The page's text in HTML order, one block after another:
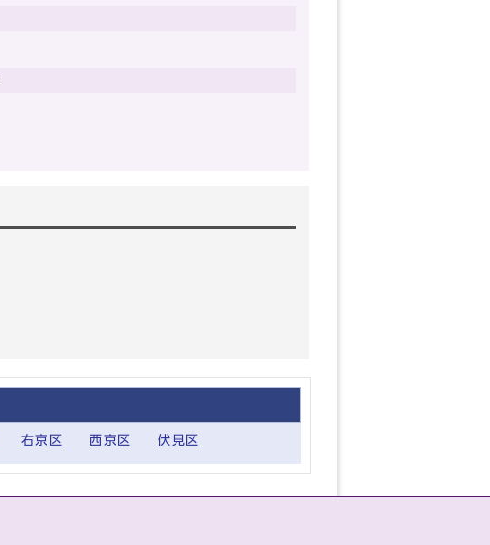
右京区 西京区 伏見区